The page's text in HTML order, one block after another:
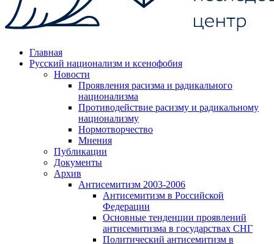
Главная
Русский национализм и ксенофобия
Новости
Проявления расизма и радикального
национализма
Противодействие расизму и радикальному
национализму
Нормотворчество
Мнения
Публикации
Документы
Архив
Антисемитизм 2003-2006
Антисемитизм в Российской
Федерации
Основные тенденции проявлений
антисемитизма в государствах СНГ
Политический антисемитизм в